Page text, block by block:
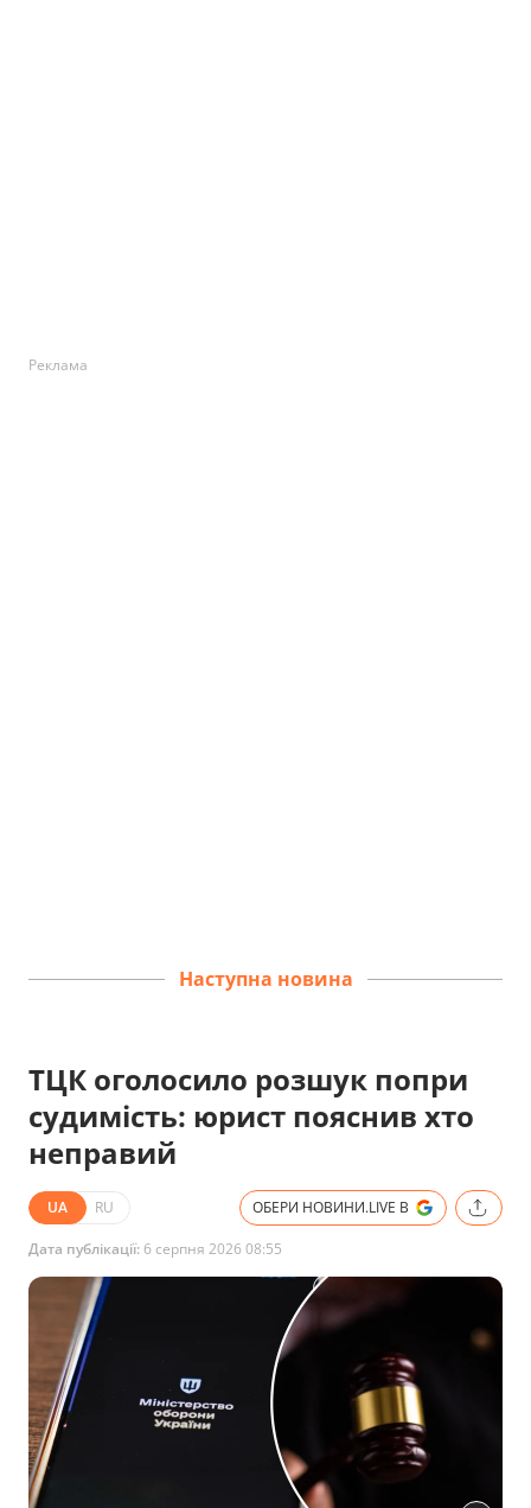
Реклама
Наступна новина
ТЦК оголосило розшук попри
судимість: юрист пояснив хто
неправий
UA RU ОБЕРИ НОВИНИ.LIVE В
Дата публікації: 6 серпня 2026 08:55